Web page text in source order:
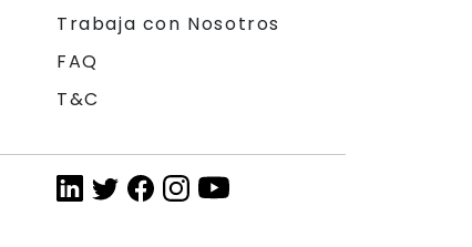
Trabaja con Nosotros
FAQ
T&C